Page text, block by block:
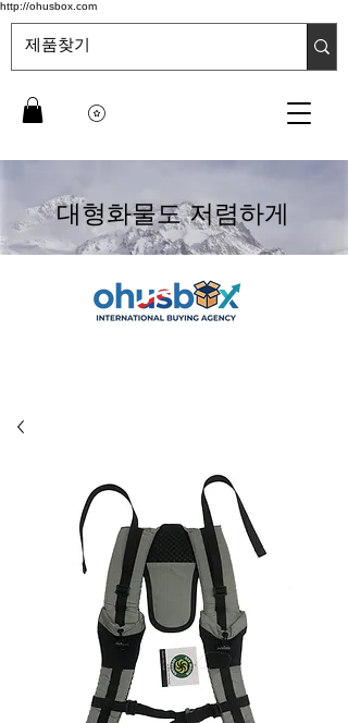
http://ohusbox.com
대형화물도 저렴하게